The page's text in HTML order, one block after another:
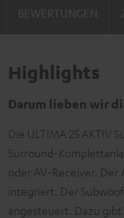
Highlights
Darum lieben wir
Die ULTIMA 25 AKTIV
Surround-
oder AV-Receiver. Der
integriert. Der
angesteuert. Dazu